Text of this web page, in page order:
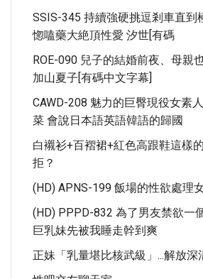
SSIS-345 持續強硬挑逗剎車直到
惚嗑藥大絶頂性愛 汐世[有碼
ROE-090 兒子的結婚前夜、母親
加山夏子[有碼中文字幕]
CAWD-208 魅力的巨臀現役女素
菜 會說日本語英語韓語的歸國
白襯衫+百褶裙+紅色高跟鞋這樣
拒？
(HD) APNS-199 飯場的性欲處理
(HD) PPPD-832 為了男友禁欲一
巨乳妹先被我睡走幹到爽
正妹「乳量堪比核武級」...解放深